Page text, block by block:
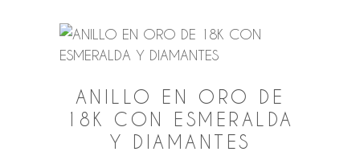
ANILLO EN ORO DE
18K CON ESMERALDA
Y DIAMANTES